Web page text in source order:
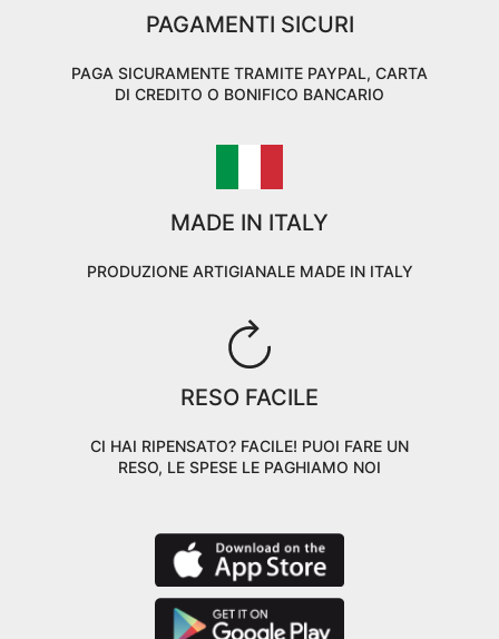
PAGAMENTI SICURI
PAGA SICURAMENTE TRAMITE PAYPAL, CARTA
DI CREDITO O BONIFICO BANCARIO
MADE IN ITALY
PRODUZIONE ARTIGIANALE MADE IN ITALY
RESO FACILE
CI HAI RIPENSATO? FACILE! PUOI FARE UN
RESO, LE SPESE LE PAGHIAMO NOI